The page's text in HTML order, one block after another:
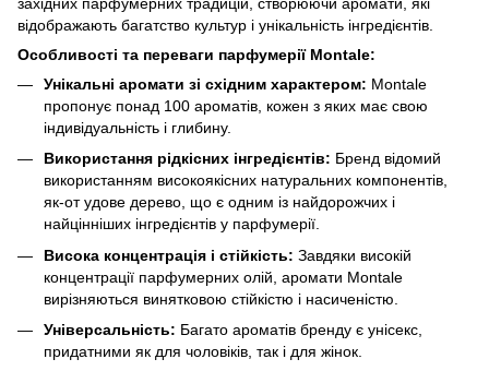
відображають багатство культур і унікальність інгредієнтів.
Особливості та переваги парфумерії Montale:
Унікальні аромати зі східним характером: Montale
пропонує понад 100 ароматів, кожен з яких має свою
індивідуальність і глибину.
Використання рідкісних інгредієнтів: Бренд відомий
використанням високоякісних натуральних компонентів,
як-от удове дерево, що є одним із найдорожчих і
найцінніших інгредієнтів у парфумерії.
Висока концентрація і стійкість: Завдяки високій
концентрації парфумерних олій, аромати Montale
вирізняються винятковою стійкістю і насиченістю.
Універсальність: Багато ароматів бренду є унісекс,
придатними як для чоловіків, так і для жінок.